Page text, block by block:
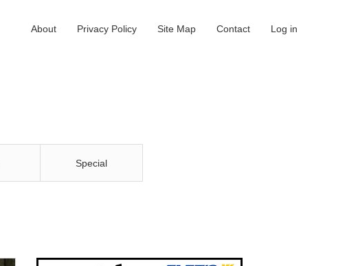
Special
About Privacy Policy Site Map Contact Log in